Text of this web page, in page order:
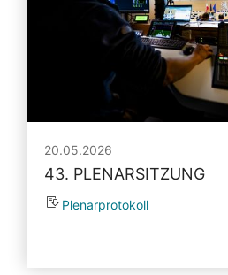
20.05.2026
43. PLENARSITZUNG
Plenarprotokoll